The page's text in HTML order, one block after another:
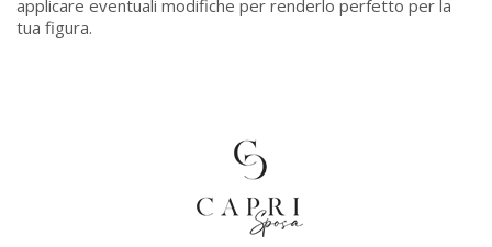
applicare eventuali modifiche per renderlo perfetto per la
tua figura.